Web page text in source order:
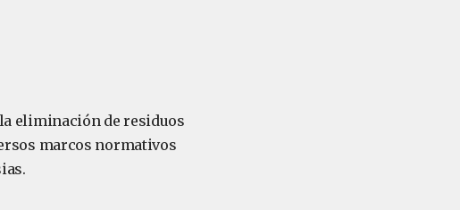
eliminación de residuos
marcos normativos